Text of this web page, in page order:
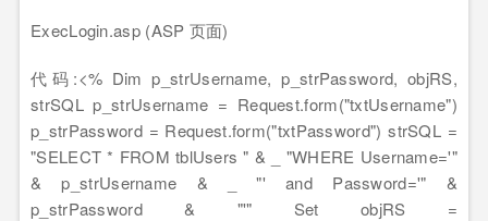
ExecLogin.asp (ASP 页面)
代码:<% Dim p_strUsername, p_strPassword, objRS,
strSQL p_strUsername = Request.form("txtUsername")
p_strPassword = Request.form("txtPassword") strSQL =
"SELECT * FROM tblUsers " & _ "WHERE Username='"
& p_strUsername & _ "' and Password='" &
p_strPassword & "'" Set objRS =